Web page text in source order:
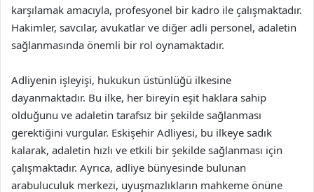
karşılamak amacıyla, profesyonel bir kadro ile çalışmaktadır.
Hakimler, savcılar, avukatlar ve diğer adli personel, adaletin
sağlanmasında önemli bir rol oynamaktadır.
Adliyenin işleyişi, hukukun üstünlüğü ilkesine
dayanmaktadır. Bu ilke, her bireyin eşit haklara sahip
olduğunu ve adaletin tarafsız bir şekilde sağlanması
gerektiğini vurgular. Eskişehir Adliyesi, bu ilkeye sadık
kalarak, adaletin hızlı ve etkili bir şekilde sağlanması için
çalışmaktadır. Ayrıca, adliye bünyesinde bulunan
arabuluculuk merkezi, uyuşmazlıkların mahkeme önüne